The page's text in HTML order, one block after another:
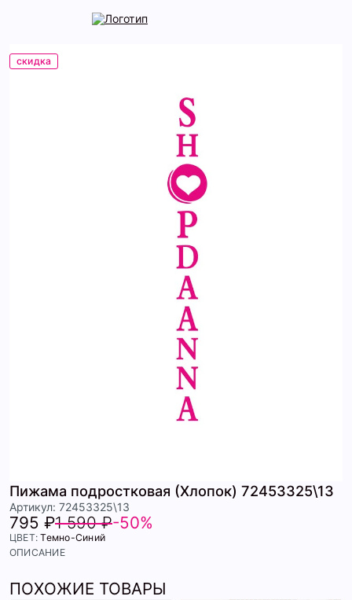
скидка
Пижама подростковая (Хлопок) 72453325\13
Артикул: 72453325\13
795 ₽1 590 ₽-50%
ЦВЕТ:Темно-Синий
ОПИСАНИЕ
ПОХОЖИЕ ТОВАРЫ